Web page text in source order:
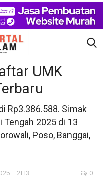
UMK
Rp3.386.588. Simak
Tengah 2025 di 13
Poso, Banggai,
- 21:13
0